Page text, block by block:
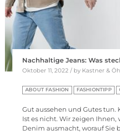
Nachhaltige Jeans: Was
Oktober 11, 2022 / by Kastner &
ABOUT FASHION FASHIONTIPP
Gut aussehen und Gutes
Ist es nicht. Wir zeigen Ihnen,
Denim ausmacht, worauf Sie